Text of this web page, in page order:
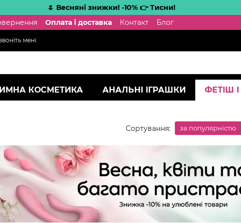
🌷 Весняні знижки! -10% 👉 Тисни!
Оплата і доставка Контакт Блог
мені
КОСМЕТИКА АНАЛЬНІ ІГРАШКИ ФЕТІШ
Сортування: за популярністю